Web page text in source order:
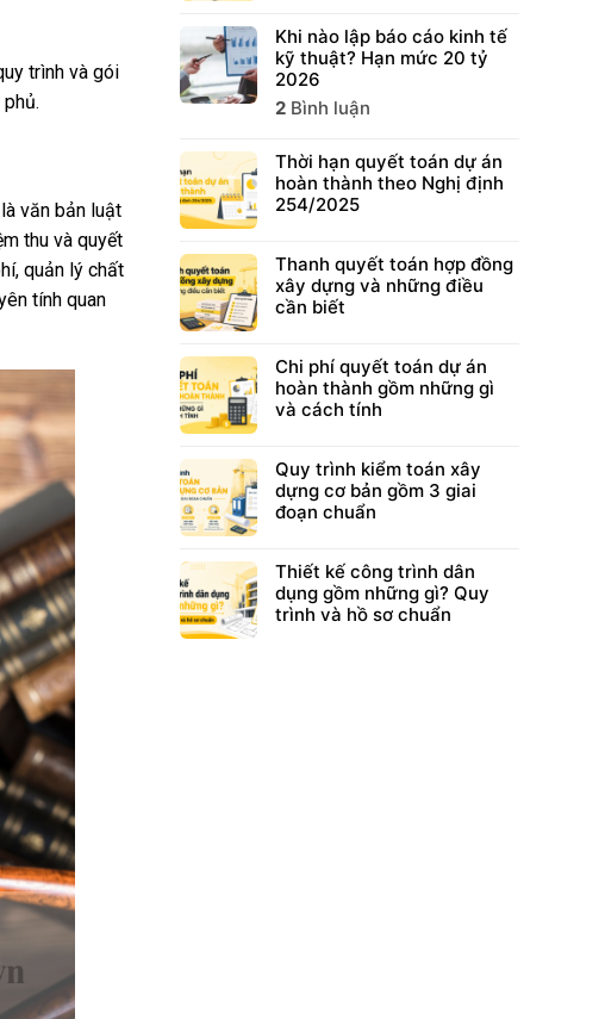
trình và gói
văn bản luật
thu và quyết
quản lý chất
tính quan
Khi nào lập báo cáo kinh tế
kỹ thuật? Hạn mức 20 tỷ
2026
2 Bình luận
Thời hạn quyết toán dự án
hoàn thành theo Nghị định
254/2025
Thanh quyết toán hợp đồng
xây dựng và những điều
cần biết
Chi phí quyết toán dự án
hoàn thành gồm những gì
và cách tính
Quy trình kiểm toán xây
dựng cơ bản gồm 3 giai
đoạn chuẩn
Thiết kế công trình dân
dụng gồm những gì? Quy
trình và hồ sơ chuẩn